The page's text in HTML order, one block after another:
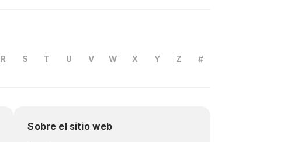
R S T U V W X Y Z #
Sobre el sitio web